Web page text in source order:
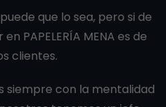
que lo sea, pero si de
PAPELERÍA MENA es de
clientes.
siempre con la mentalidad